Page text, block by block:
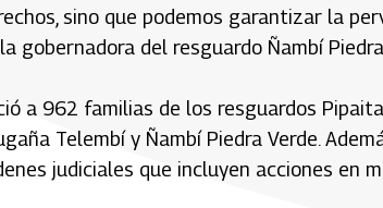
sino que podemos garantizar la
gobernadora del resguardo Ñambí
a 962 familias de los resguardos
Telembí y Ñambí Piedra Verde.
judiciales que incluyen acciones en